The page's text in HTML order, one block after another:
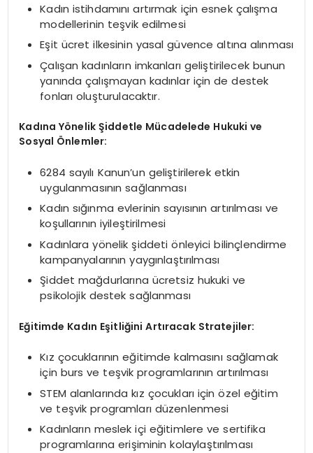
Kadın istihdamını artırmak için esnek çalışma
modellerinin teşvik edilmesi
Eşit ücret ilkesinin yasal güvence altına alınması
Çalışan kadınların imkanları geliştirilecek bunun
yanında çalışmayan kadınlar için de destek
fonları oluşturulacaktır.
Kadına Yönelik Şiddetle Mücadelede Hukuki ve
Sosyal Önlemler:
6284 sayılı Kanun’un geliştirilerek etkin
uygulanmasının sağlanması
Kadın sığınma evlerinin sayısının artırılması ve
koşullarının iyileştirilmesi
Kadınlara yönelik şiddeti önleyici bilinçlendirme
kampanyalarının yaygınlaştırılması
Şiddet mağdurlarına ücretsiz hukuki ve
psikolojik destek sağlanması
Eğitimde Kadın Eşitliğini Artıracak Stratejiler:
Kız çocuklarının eğitimde kalmasını sağlamak
için burs ve teşvik programlarının artırılması
STEM alanlarında kız çocukları için özel eğitim
ve teşvik programları düzenlenmesi
Kadınların meslek içi eğitimlere ve sertifika
programlarına erişiminin kolaylaştırılması